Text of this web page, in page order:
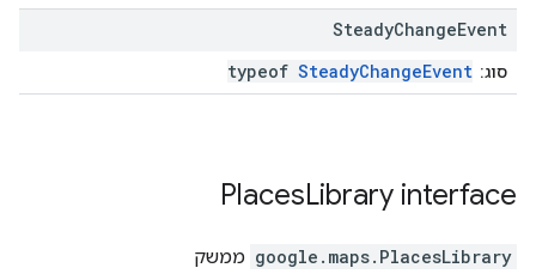
SteadyChangeEvent
סוג: typeof SteadyChangeEvent
PlacesLibrary interface
google.maps. PlacesLibrary ממשק